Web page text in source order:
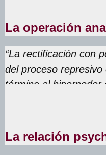
La operación
“La rectificación con
del proceso
término al hiperpoder
La relación